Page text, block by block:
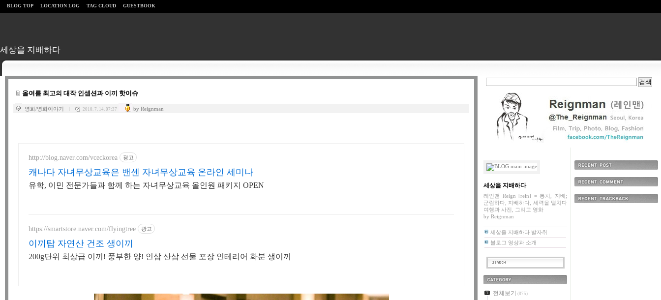
세상을 지배하다
BLOG TOP LOCATION LOG TAG CLOUD GUESTBOOK
올여름 최고의 대작 인셉션과 이끼 핫이슈
영화/영화이야기 2010. 7. 14. 07:37 by Reignman
http://blog.naver.com/vceckorea 광고
캐나다 자녀무상교육은 밴센 자녀무상교육 온라인 세미나
유학, 이민 전문가들과 함께 하는 자녀무상교육 올인원 패키지 OPEN
https://smartstore.naver.com/flyingtree 광고
이끼탑 자연산 건조 생이끼
200g단위 최상급 이끼! 풍부한 양! 인삼 산삼 선물 포장 인테리어 화분 생이끼
세상을 지배하다
레인맨 Reign [rein] = 통치, 지배;
군림하다, 지배하다, 세력을 떨치다
여행과 사진, 그리고 영화
by Reignman
세상을 지배하다 발자취
블로그 영상과 소개
카테고리
전체보기 (875)